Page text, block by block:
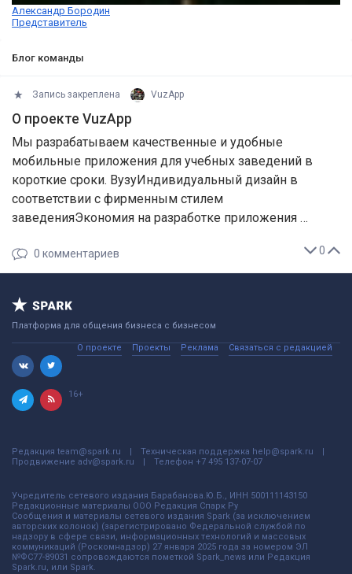
Александр Бородин
Представитель
Блог команды
Запись закреплена VuzApp
О проекте VuzApp
Мы разрабатываем качественные и удобные
мобильные приложения для учебных заведений в
короткие сроки. ВузуИндивидуальный дизайн в
соответствии с фирменным стилем
заведенияЭкономия на разработке приложения …
0
0 комментариев
Платформа для общения бизнеса с бизнесом
О проекте Проекты Реклама Связаться с редакцией
16+
Редакция team@spark.ru Техническая поддержка help@spark.ru
Продвижение adv@spark.ru Телефон +7 495 137-07-07
Учредитель сетевого издания Барабанова.Ю.Б., ИНН 500111143150
Редакционные материалы ООО Редакция Спарк Ру
Сообщения и материалы сетевого издания Spark (за исключением
авторских колонок) (зарегистрировано Федеральной службой по
надзору в сфере связи, информационных технологий и массовых
коммуникаций (Роскомнадзор) 27 января 2025 года за номером ЭЛ
№ФС77-89031 сопровождаются пометкой Spark_news или Редакция
Spark.ru, или Spark.